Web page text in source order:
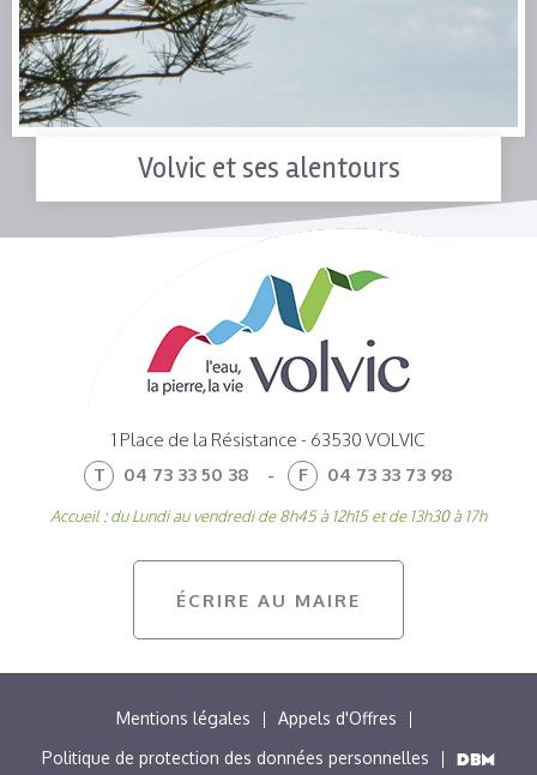
Volvic et ses alentours
ÉCRIRE AU MAIRE
1 Place de la Résistance - 63530 VOLVIC
T
04 73 33 50 38 - F 04 73 33 73 98
Accueil : du Lundi au vendredi de 8h45 à 12h15 et de 13h30 à 17h
MENU
PIED
Mentions légales
Appels d'Offres
Politique de protection des données personnelles